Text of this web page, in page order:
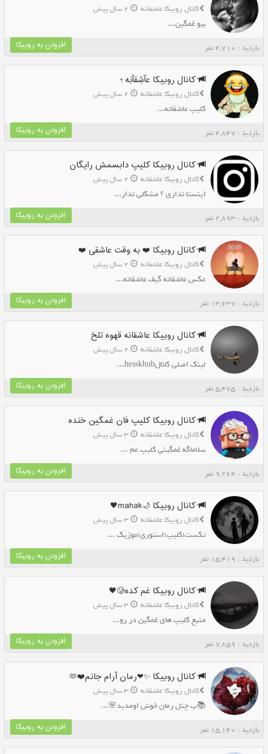
کانال روبیکا عاشقانه 2 سال پیش
بیو غمگین...
بازدید : 4,710 نفر افزودن به روبیکا
کانال روبیکا عآشِقآنِه ؛
کانال روبیکا عاشقانه 2 سال پیش
کلیپ عاشقانه...
بازدید : 4,847 نفر افزودن به روبیکا
کانال روبیکا کلیپ دابسمش رایگان
کانال روبیکا عاشقانه 2 سال پیش
اینستا نداری ؟ مشکلی ندار...
بازدید : 2,893 نفر افزودن به روبیکا
کانال روبیکا ❤️ به وقت عاشقی ❤️
کانال روبیکا عاشقانه 2 سال پیش
عکس عاشقانه گیف عاشقانه...
بازدید : 13,637 نفر افزودن به روبیکا
کانال روبیکا عاشقانه ‌قهوه تلخ
کانال روبیکا عاشقانه 2 سال پیش
لینک اصلی کانالhesskhub...
بازدید : 5,475 نفر افزودن به روبیکا
کانال روبیکا کلیپ فان غمگین خنده
کانال روبیکا عاشقانه 3 سال پیش
سلاماگه غمگینی کلیپ عم ...
بازدید : 9,264 نفر افزودن به روبیکا
کانال روبیکا 🌙mahak🖤
کانال روبیکا عاشقانه 3 سال پیش
تکست؛کلیپ؛استوری؛موزیک ...
بازدید : 15,419 نفر افزودن به روبیکا
کانال روبیکا غم کده🥲🖤
کانال روبیکا عاشقانه 3 سال پیش
منبع کلیپ های غمگین در رو...
بازدید : 7,859 نفر افزودن به روبیکا
کانال روبیکا ✨❤رمان آرام جانم❤️🫶
کانال روبیکا عاشقانه 3 سال پیش
📚ب چنل رمان خوش اومدید🌸...
بازدید : 15,140 نفر افزودن به روبیکا